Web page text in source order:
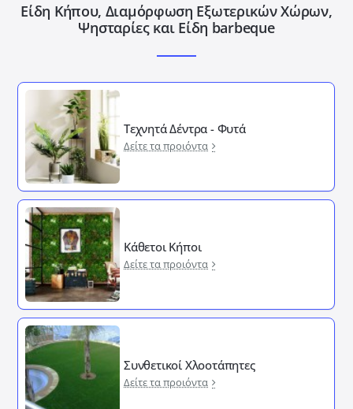
Είδη Κήπου, Διαμόρφωση Εξωτερικών Xώρων,
Ψησταρίες και Είδη barbeque
Τεχνητά Δέντρα - Φυτά
Δείτε τα προιόντα
Κάθετοι Κήποι
Δείτε τα προιόντα
Συνθετικοί Χλοοτάπητες
Δείτε τα προιόντα